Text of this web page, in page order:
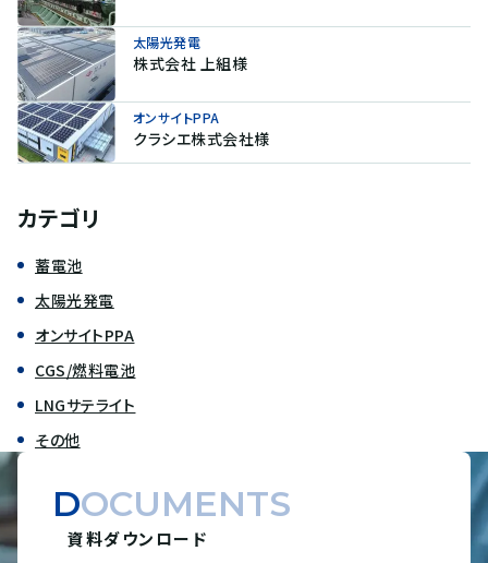
太陽光発電
株式会社 上組様
オンサイトPPA
クラシエ株式会社様
カテゴリ
蓄電池
太陽光発電
オンサイトPPA
CGS/燃料電池
LNGサテライト
その他
DOCUMENTS
資料ダウンロード